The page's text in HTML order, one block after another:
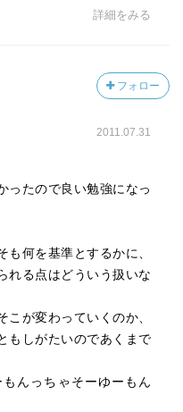
のような心の内面にふれ
を扱う学問とは犬猿の仲
詳細をみる
フォロー
2011.07.31
ったので良い勉強になっ
も何を基準とするかに、
れる点はどういう扱いな
が変わっていくのか、
もしがたいのであくまで
んっちゃそーゆーもん